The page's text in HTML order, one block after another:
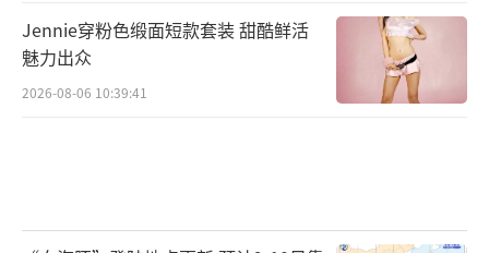
Jennie穿粉色缎面短款套装 甜酷鲜活
魅力出众
2026-08-06 10:39:41